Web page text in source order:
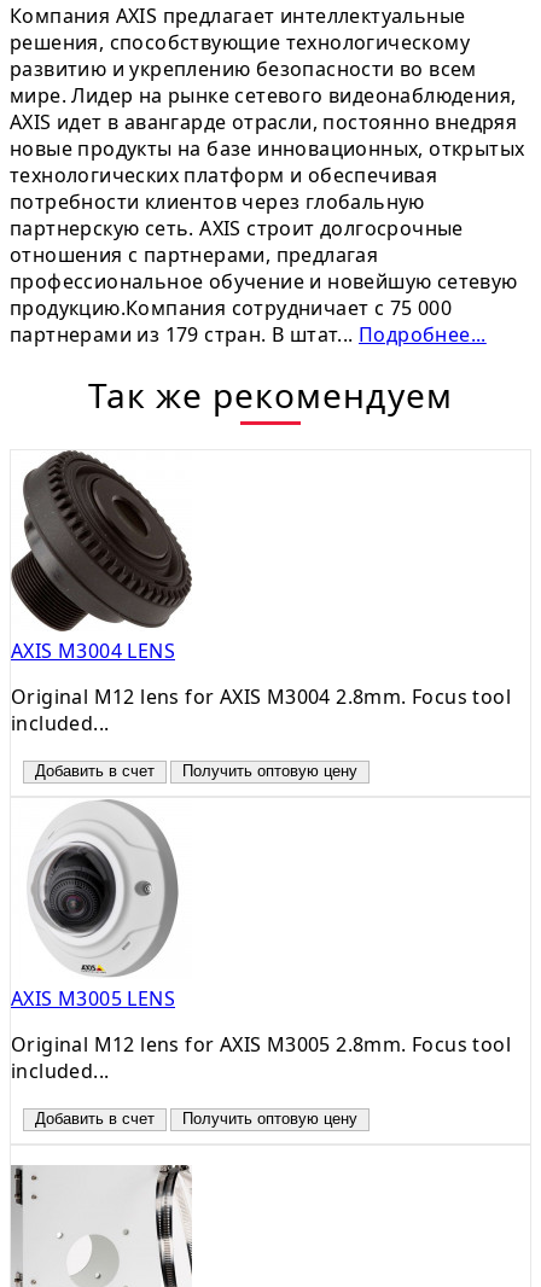
Компания AXIS предлагает интеллектуальные
решения, способствующие технологическому
развитию и укреплению безопасности во всем
мире. Лидер на рынке сетевого видеонаблюдения,
AXIS идет в авангарде отрасли, постоянно внедряя
новые продукты на базе инновационных, открытых
технологических платформ и обеспечивая
потребности клиентов через глобальную
партнерскую сеть. AXIS строит долгосрочные
отношения с партнерами, предлагая
профессиональное обучение и новейшую сетевую
продукцию.Компания сотрудничает с 75 000
партнерами из 179 стран. В штат... Подробнее...
Так же рекомендуем
AXIS M3004 LENS
Original M12 lens for AXIS M3004 2.8mm. Focus tool
included...
Добавить в счет Получить оптовую цену
AXIS M3005 LENS
Original M12 lens for AXIS M3005 2.8mm. Focus tool
included...
Добавить в счет Получить оптовую цену